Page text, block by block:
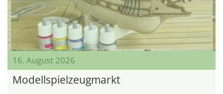
16. August 2026
Modellspielzeugmarkt